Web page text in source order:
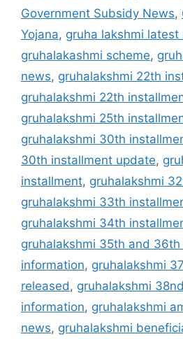
Government Subsidy News,
Yojana, gruha lakshmi
gruhalakashmi scheme,
news, gruhalakshmi 22th
gruhalakshmi 22th
gruhalakshmi 25th
gruhalakshmi 30th
30th installment update,
installment, gruhalakshmi
gruhalakshmi 33th
gruhalakshmi 34th
gruhalakshmi 35th and
information, gruhalakshmi
released , gruhalakshmi
information, gruhalakshmi
news, gruhalakshmi